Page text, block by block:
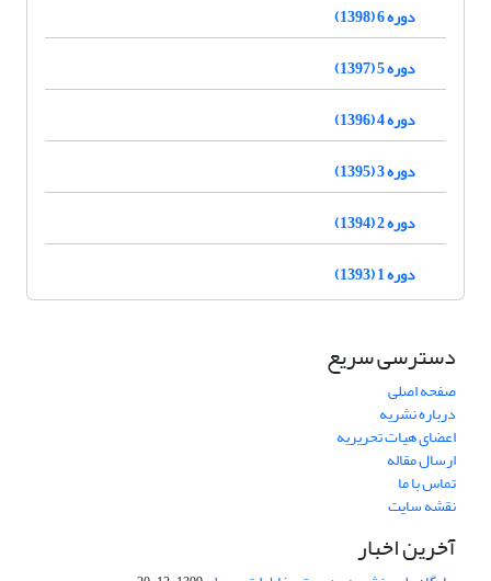
دوره 6 (1398)
دوره 5 (1397)
دوره 4 (1396)
دوره 3 (1395)
دوره 2 (1394)
دوره 1 (1393)
دسترسی سریع
صفحه اصلی
درباره نشریه
اعضای هیات تحریریه
ارسال مقاله
تماس با ما
نقشه سایت
آخرین اخبار